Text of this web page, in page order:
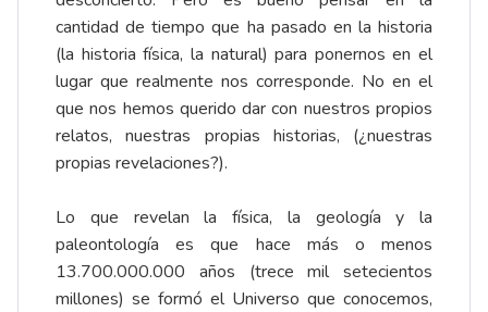
cantidad de tiempo que ha pasado en la historia
(la historia física, la natural) para ponernos en el
lugar que realmente nos corresponde. No en el
que nos hemos querido dar con nuestros propios
relatos, nuestras propias historias, (¿nuestras
propias revelaciones?).
Lo que revelan la física, la geología y la
paleontología es que hace más o menos
13.700.000.000 años (trece mil setecientos
millones) se formó el Universo que conocemos,